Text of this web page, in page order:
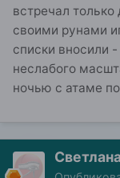
встречал
своими рунами
списки вносили
неслабого
ночью с атаме